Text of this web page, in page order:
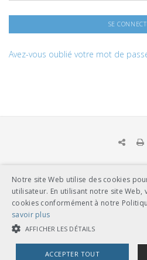
Avez-vous oublié votre mot de
UNION DES TRANSPORTS PUBLICS
Dählhölzliweg 12
Tél. en contact direct avec l’équipe de l’UTP
info@utp.ch
Plan d'accès
Notre site Web utilise des cookies
utilisateur. En utilisant notre site Web,
cookies conformément à notre
savoir plus
AFFICHER LES DÉTAILS
ACCEPTER TOUT